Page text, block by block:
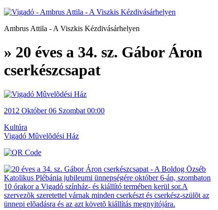
Ambrus Attila - A Viszkis Kézdivásárhelyen
» 20 éves a 34. sz. Gábor Áron
cserkészcsapat
2012 Október 06 Szombat 00:00
Kultúra
Vigadó Mûvelõdési Ház